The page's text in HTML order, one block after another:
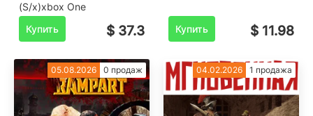
(S/x)xbox One
Купить
$ 37.3 Купить $ 11.98
05.08.2026 0 продаж 04.02.2026 1 продажа